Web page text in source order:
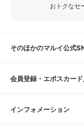
おトクなセ
そのほかのマルイ公式
会員登録・エポスカー
インフォメーション